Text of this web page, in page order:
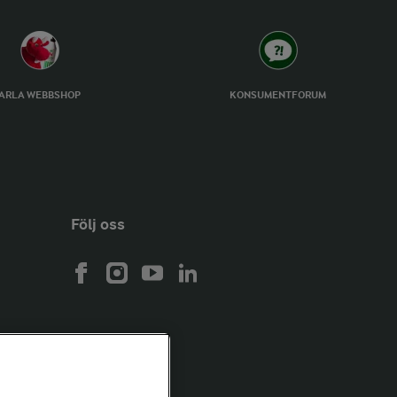
WEBBSHOP KONSUMENTFORUM
Följ oss